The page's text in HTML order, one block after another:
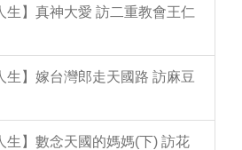
生】真神大愛 訪二重教會王仁
生】嫁台灣郎走天國路 訪麻豆
生】數念天國的媽媽(下) 訪花